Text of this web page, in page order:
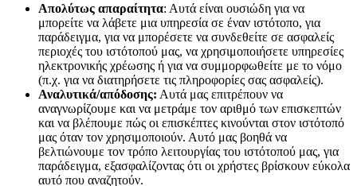
Απολύτως απαραίτητα: Αυτά είναι ουσιώδη για να
μπορείτε να λάβετε μια υπηρεσία σε έναν ιστότοπο, για
παράδειγμα, για να μπορέσετε να συνδεθείτε σε ασφαλείς
περιοχές του ιστότοπού μας, να χρησιμοποιήσετε υπηρεσίες
ηλεκτρονικής χρέωσης ή για να συμμορφωθείτε με το νόμο
(π.χ. για να διατηρήσετε τις πληροφορίες σας ασφαλείς).
Αναλυτικά/απόδοσης: Αυτά μας επιτρέπουν να
αναγνωρίζουμε και να μετράμε τον αριθμό των επισκεπτών
και να βλέπουμε πώς οι επισκέπτες κινούνται στον ιστότοπό
μας όταν τον χρησιμοποιούν. Αυτό μας βοηθά να
βελτιώνουμε τον τρόπο λειτουργίας του ιστότοπού μας, για
παράδειγμα, εξασφαλίζοντας ότι οι χρήστες βρίσκουν εύκολα
αυτό που αναζητούν.